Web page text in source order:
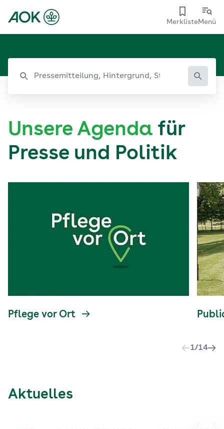
MerklisteMenü
Unsere Agenda für
Presse und Politik
Pflege vor Ort
1/14
Aktuelles